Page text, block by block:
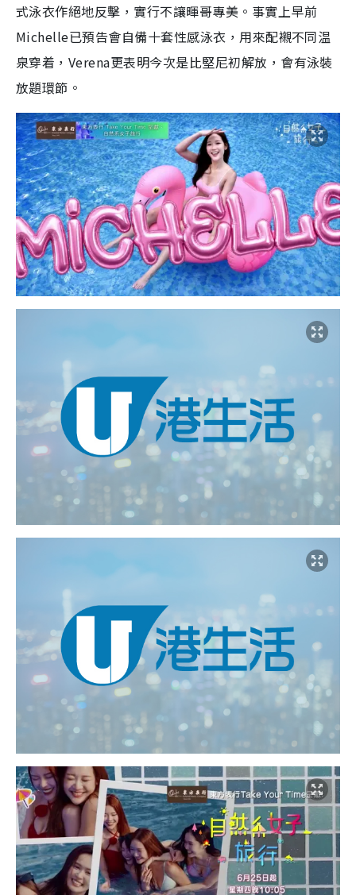
式泳衣作絕地反擊，實行不讓暉哥專美。事實上早前
Michelle已預告會自備十套性感泳衣，用來配襯不同温
泉穿着，Verena更表明今次是比堅尼初解放，會有泳裝
放題環節。